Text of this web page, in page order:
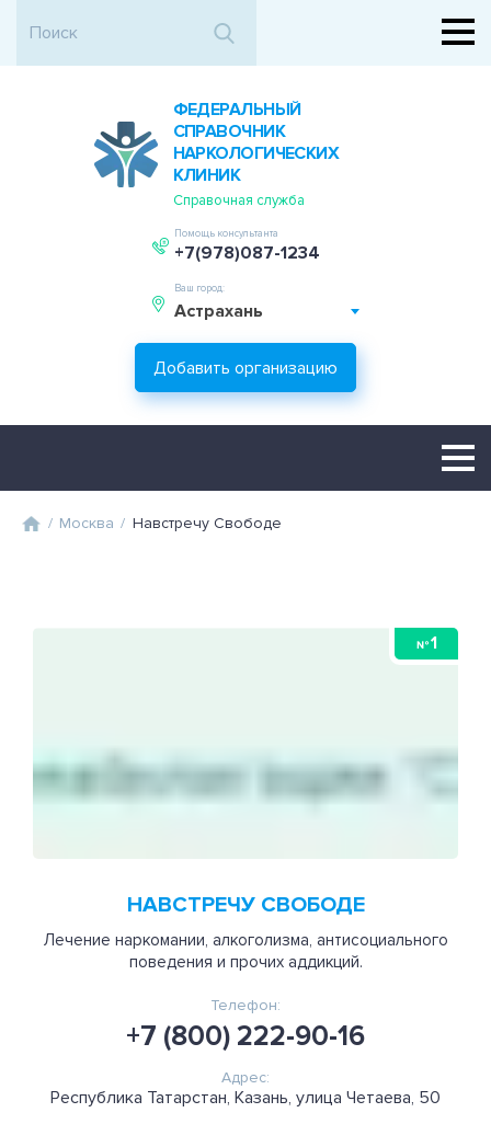
ФЕДЕРАЛЬНЫЙ
СПРАВОЧНИК
НАРКОЛОГИЧЕСКИХ
КЛИНИК
Справочная служба
Помощь консультанта
+7(978)087-1234
Ваш город:
Астрахань
Добавить организацию
/ Москва / Навстречу Свободе
№ 1
НАВСТРЕЧУ СВОБОДЕ
Лечение наркомании, алкоголизма, антисоциального
поведения и прочих аддикций.
Телефон:
+7 (800) 222-90-16
Адрес:
Республика Татарстан, Казань, улица Четаева, 50